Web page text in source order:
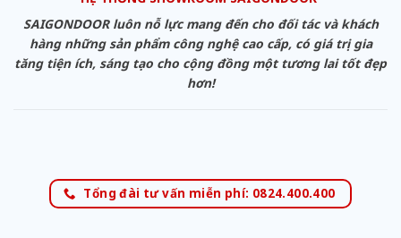
SAIGONDOOR luôn nỗ lực mang đến cho đối tác và khách
hàng những sản phẩm công nghệ cao cấp, có giá trị gia
tăng tiện ích, sáng tạo cho cộng đồng một tương lai tốt đẹp
hơn!
Tổng đài tư vấn miễn phí: 0824.400.400